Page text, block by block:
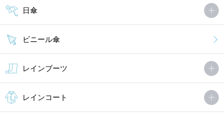
日傘
ビニール傘
レインブーツ
レインコート